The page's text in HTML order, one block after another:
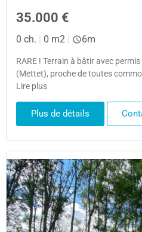
35.000 €
0 ch. | 0 m2 | 6m
RARE ! Terrain à bâtir avec
(Mettet), proche de toutes
Lire plus
Plus de détails